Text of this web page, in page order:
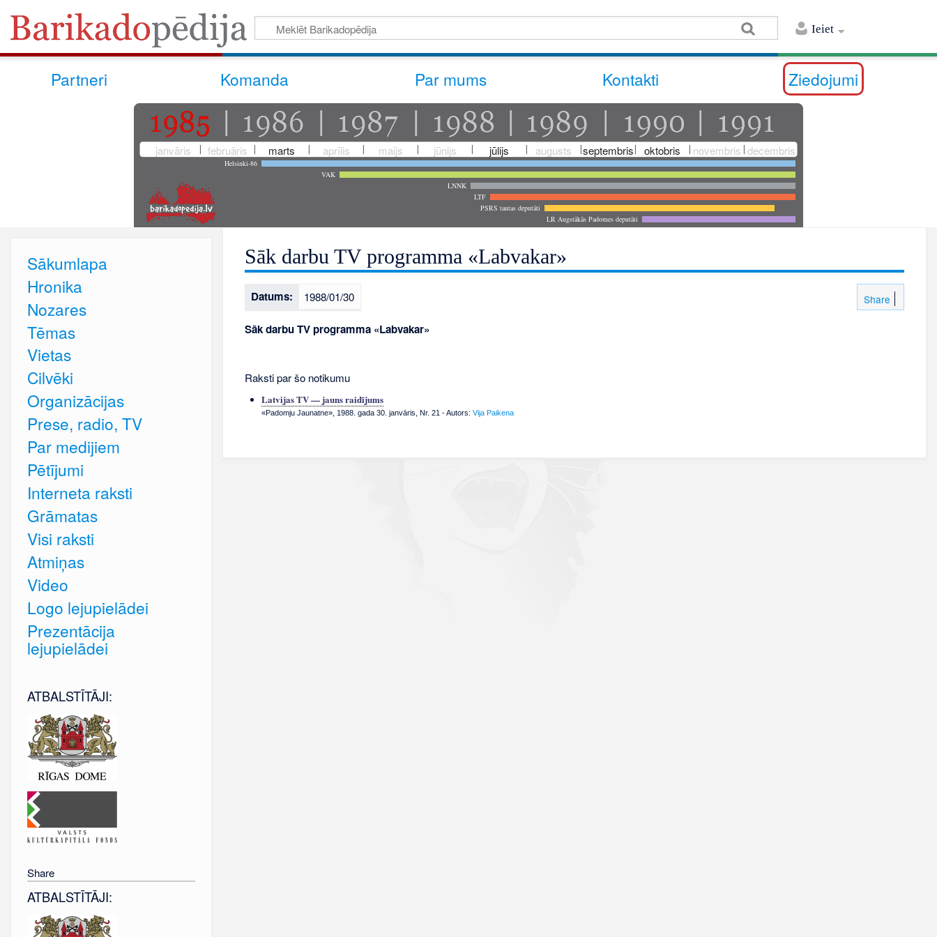
Ieiet
Partneri Komanda Par mums Kontakti Ziedojumi
janvāris februāris marts aprīlis maijs jūnijs jūlijs augusts septembris oktobris novembris decembris
Helsinki-86
VAK
LNNK
LTF
PSRS tautas deputāti
LR Augstākās Padomes deputāti
Sāk darbu TV programma «Labvakar»
Share
Datums: 1988/01/30
Sāk darbu TV programma «Labvakar»
Raksti par šo notikumu
Latvijas TV — jauns raidījums
«Padomju Jaunatne», 1988. gada 30. janvāris, Nr. 21 - Autors: Vija Paikena
Sākumlapa
Hronika
Nozares
Tēmas
Vietas
Cilvēki
Organizācijas
Prese, radio, TV
Par medijiem
Pētījumi
Interneta raksti
Grāmatas
Visi raksti
Atmiņas
Video
Logo lejupielādei
Prezentācija
lejupielādei
ATBALSTĪTĀJI:
Share
ATBALSTĪTĀJI: